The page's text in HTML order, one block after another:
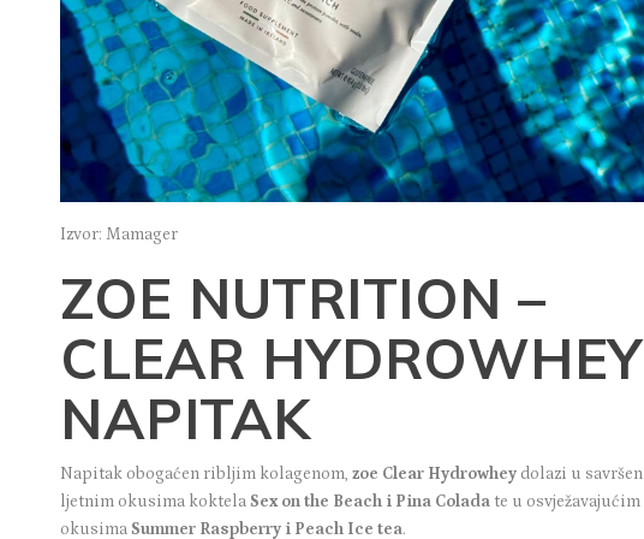
Izvor: Mamager
ZOE NUTRITION –
CLEAR HYDROWHEY
NAPITAK
Napitak obogaćen ribljim kolagenom, zoe Clear Hydrowhey dolazi u
ljetnim okusima koktelaSex on the Beach i Pina Colada te u osvježavajućim
okusimaSummer Raspberry i Peach Ice tea.